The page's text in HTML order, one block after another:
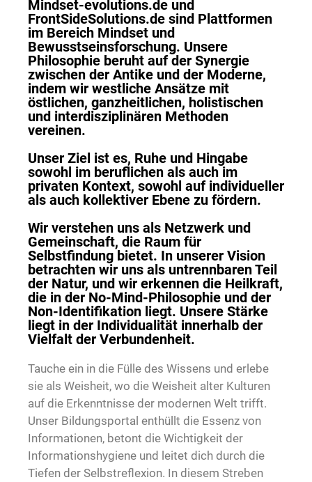
Mindset-evolutions.de und
FrontSideSolutions.de sind Plattformen
im Bereich Mindset und
Bewusstseinsforschung. Unsere
Philosophie beruht auf der Synergie
zwischen der Antike und der Moderne,
indem wir westliche Ansätze mit
östlichen, ganzheitlichen, holistischen
und interdisziplinären Methoden
vereinen.
Unser Ziel ist es, Ruhe und Hingabe
sowohl im beruflichen als auch im
privaten Kontext, sowohl auf individueller
als auch kollektiver Ebene zu fördern.
Wir verstehen uns als Netzwerk und
Gemeinschaft, die Raum für
Selbstfindung bietet. In unserer Vision
betrachten wir uns als untrennbaren Teil
der Natur, und wir erkennen die Heilkraft,
die in der No-Mind-Philosophie und der
Non-Identifikation liegt. Unsere Stärke
liegt in der Individualität innerhalb der
Vielfalt der Verbundenheit.
Tauche ein in die Fülle des Wissens und erlebe
sie als Weisheit, wo die Weisheit alter Kulturen
auf die Erkenntnisse der modernen Welt trifft.
Unser Bildungsportal enthüllt die Essenz von
Informationen, betont die Wichtigkeit der
Informationshygiene und leitet dich durch die
Tiefen der Selbstreflexion. In diesem Streben